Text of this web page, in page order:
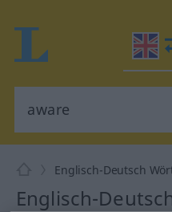
Englisch-Deutsch
Englisch-